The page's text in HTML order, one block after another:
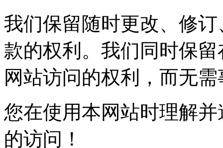
我们保留随时更改、修
款的权利。我们同时保
网站访问的权利，而无
您在使用本网站时理解
的访问！